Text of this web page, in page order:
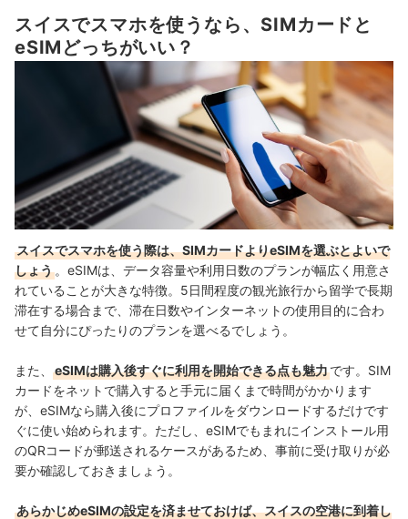
スイスで使えるSIM全8選おすすめ人気ランキング
スイスでスマホを使うなら、SIMカードと
eSIMどっちがいい？
スイスでスマホを使う際は、SIMカードよりeSIMを選ぶとよいで
しょう 。eSIMは、データ容量や利用日数のプランが幅広く用意さ
れていることが大きな特徴。5日間程度の観光旅行から留学で長期
滞在する場合まで、滞在日数やインターネットの使用目的に合わ
せて自分にぴったりのプランを選べるでしょう。
また、 eSIMは購入後すぐに利用を開始できる点も魅力です。SIM
カードをネットで購入すると手元に届くまで時間がかかります
が、eSIMなら購入後にプロファイルをダウンロードするだけです
ぐに使い始められます。ただし、eSIMでもまれにインストール用
のQRコードが郵送されるケースがあるため、事前に受け取りが必
要か確認しておきましょう。
あらかじめeSIMの設定を済ませておけば、スイスの空港に到着し